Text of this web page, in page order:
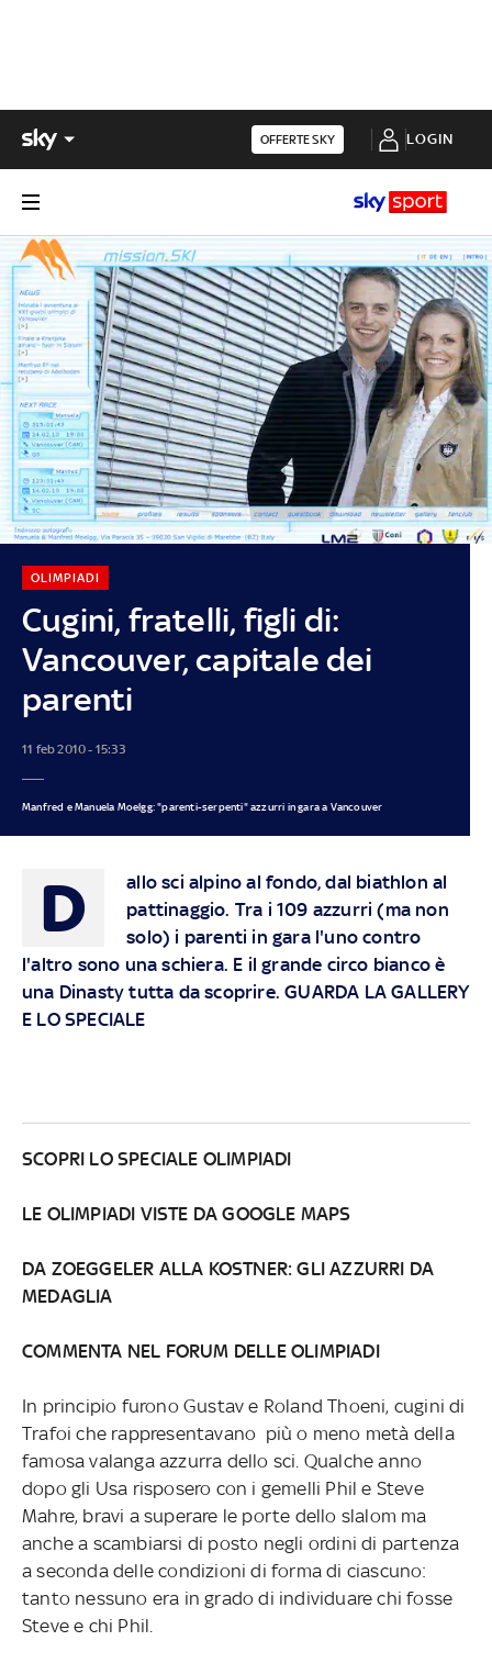
OFFERTE SKY LOGIN
Cugini, fratelli, figli di:
Vancouver, capitale dei
parenti
OLIMPIADI
11 feb 2010 - 15:33
Manfred e Manuela Moelgg: "parenti-serpenti" azzurri in gara a Vancouver
D
allo sci alpino al fondo, dal biathlon al
pattinaggio. Tra i 109 azzurri (ma non
solo) i parenti in gara l'uno contro
l'altro sono una schiera. E il grande circo bianco è
una Dinasty tutta da scoprire. GUARDA LA GALLERY
E LO SPECIALE
SCOPRI LO SPECIALE OLIMPIADI
LE OLIMPIADI VISTE DA GOOGLE MAPS
DA ZOEGGELER ALLA KOSTNER: GLI AZZURRI DA
MEDAGLIA
COMMENTA NEL FORUM DELLE OLIMPIADI
In principio furono Gustav e Roland Thoeni, cugini di
Trafoi che rappresentavano più o meno metà della
famosa valanga azzurra dello sci. Qualche anno
dopo gli Usa risposero con i gemelli Phil e Steve
Mahre, bravi a superare le porte dello slalom ma
anche a scambiarsi di posto negli ordini di partenza
a seconda delle condizioni di forma di ciascuno:
tanto nessuno era in grado di individuare chi fosse
Steve e chi Phil.